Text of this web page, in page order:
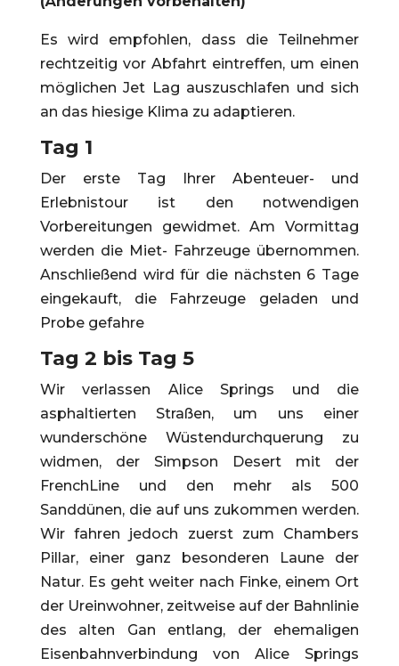
Es wird empfohlen, dass die Teilnehmer
rechtzeitig vor Abfahrt eintreffen, um einen
möglichen Jet Lag auszuschlafen und sich
an das hiesige Klima zu adaptieren.
Tag 1
Der erste Tag Ihrer Abenteuer- und
Erlebnistour ist den notwendigen
Vorbereitungen gewidmet. Am Vormittag
werden die Miet- Fahrzeuge übernommen.
Anschließend wird für die nächsten 6 Tage
eingekauft, die Fahrzeuge geladen und
Probe gefahre
Tag 2 bis Tag 5
Wir verlassen Alice Springs und die
asphaltierten Straßen, um uns einer
wunderschöne Wüstendurchquerung zu
widmen, der Simpson Desert mit der
FrenchLine und den mehr als 500
Sanddünen, die auf uns zukommen werden.
Wir fahren jedoch zuerst zum Chambers
Pillar, einer ganz besonderen Laune der
Natur. Es geht weiter nach Finke, einem Ort
der Ureinwohner, zeitweise auf der Bahnlinie
des alten Gan entlang, der ehemaligen
Eisenbahnverbindung von Alice Springs